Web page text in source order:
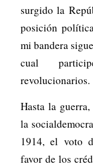
surgido la
posición
mi bandera
cual
revolucionarios.
Hasta la
la
1914, el voto
favor de los